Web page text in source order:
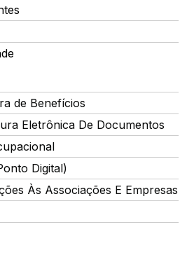
de Benefícios
Eletrônica De Documentos
Digital)
Às Associações E Empresas